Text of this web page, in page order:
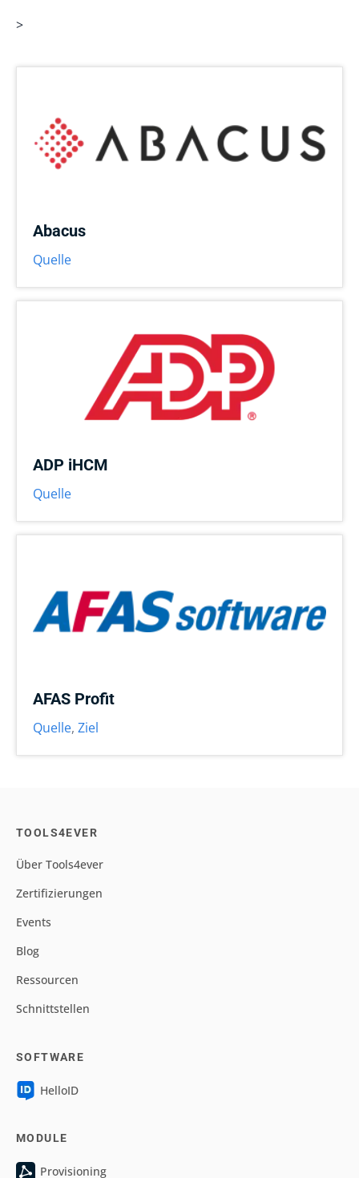
>
Abacus
Quelle
ADP iHCM
Quelle
AFAS Profit
Quelle, Ziel
TOOLS4EVER
Über Tools4ever
Zertifizierungen
Events
Blog
Ressourcen
Schnittstellen
SOFTWARE
HelloID
MODULE
Provisioning